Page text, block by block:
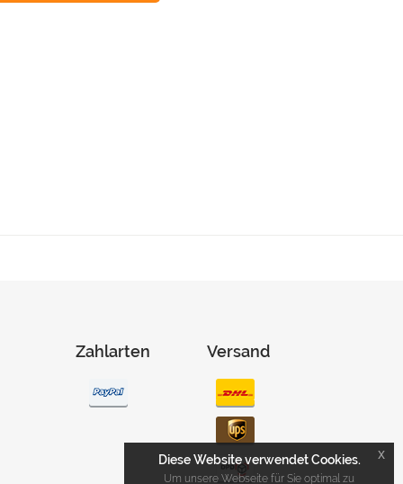
Zahlarten Versand
Diese Website verwendet Cookies.
Um unsere Webseite für Sie optimal zu
x